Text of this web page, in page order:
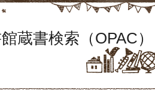
蔵書検索（OPAC）